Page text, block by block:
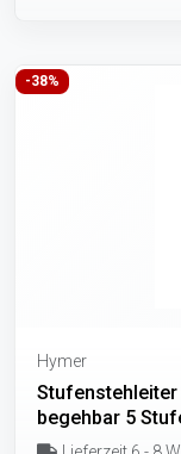
-38%
Hymer
begehbar 5